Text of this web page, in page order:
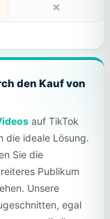
❌
den Kauf von
auf TikTok
die ideale Lösung.
Sie die
Publikum
Unsere
egal